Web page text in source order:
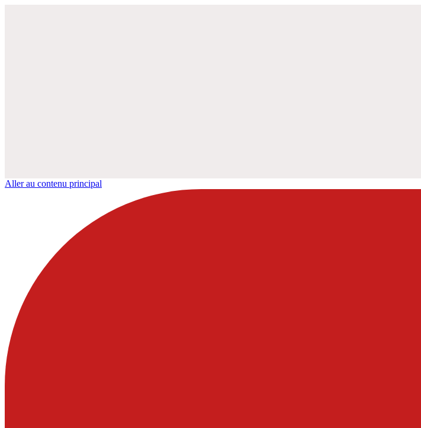
Aller au contenu principal